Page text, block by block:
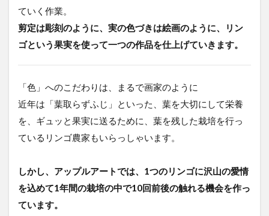
ていく作業。
剪定は彫刻のように、実の色づきは絵画のように、リン
ゴという果実を使って一つの作品を仕上げていきます。
「色」へのこだわりは、まるで画家のように
近年は「葉取らずふじ」といった、葉を大切にして栄養
を、ギュッと果実に送るために、葉を残した栽培を行っ
ているリンゴ農家もいらっしゃいます。
しかし、アップルアートでは、1つのリンゴに沢山の愛情
を込めて1年間の栽培の中で10回前後の触れる機会を作っ
ています。